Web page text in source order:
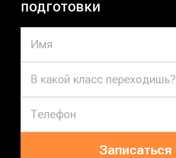
В какой класс переходишь?
Записаться
подготовки